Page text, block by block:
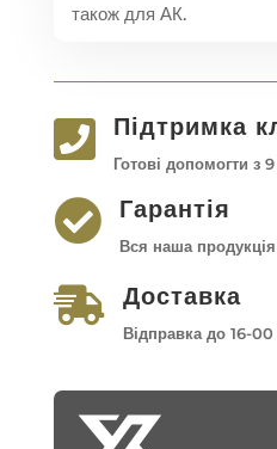
також для АК.
 Підтримка
Готові допомогти з
 Гарантія
Вся наша
 Доставка
Відправка до 16-00